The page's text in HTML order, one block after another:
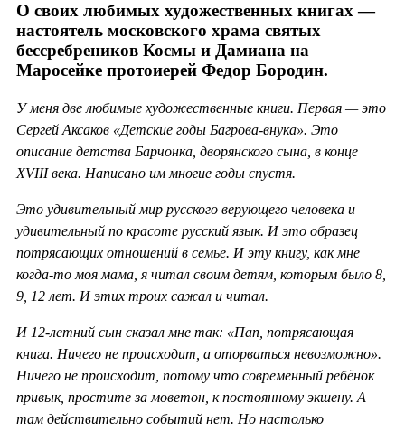
О своих любимых художественных книгах —
настоятель московского храма святых
бессребреников Космы и Дамиана на
Маросейке протоиерей Федор Бородин.
У меня две любимые художественные книги. Первая — это
Сергей Аксаков «Детские годы Багрова-внука». Это
описание детства Барчонка, дворянского сына, в конце
XVIII века. Написано им многие годы спустя.
Это удивительный мир русского верующего человека и
удивительный по красоте русский язык. И это образец
потрясающих отношений в семье. И эту книгу, как мне
когда-то моя мама, я читал своим детям, которым было 8,
9, 12 лет. И этих троих сажал и читал.
И 12-летний сын сказал мне так: «Пап, потрясающая
книга. Ничего не происходит, а оторваться невозможно».
Ничего не происходит, потому что современный ребёнок
привык, простите за моветон, к постоянному экшену. А
там действительно событий нет. Но настолько